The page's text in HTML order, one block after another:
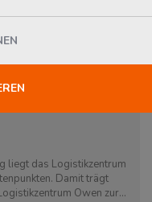
liegt das Logistikzentrum
Damit trägt
Owen zur...